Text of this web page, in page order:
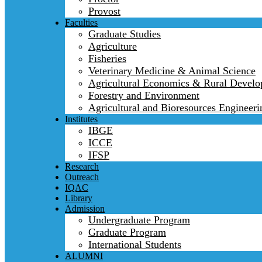
Provost
Faculties
Graduate Studies
Agriculture
Fisheries
Veterinary Medicine & Animal Science
Agricultural Economics & Rural
Forestry and Environment
Agricultural and Bioresources
Institutes
IBGE
ICCE
IFSP
Research
Outreach
IQAC
Library
Admission
Undergraduate Program
Graduate Program
International Students
ALUMNI